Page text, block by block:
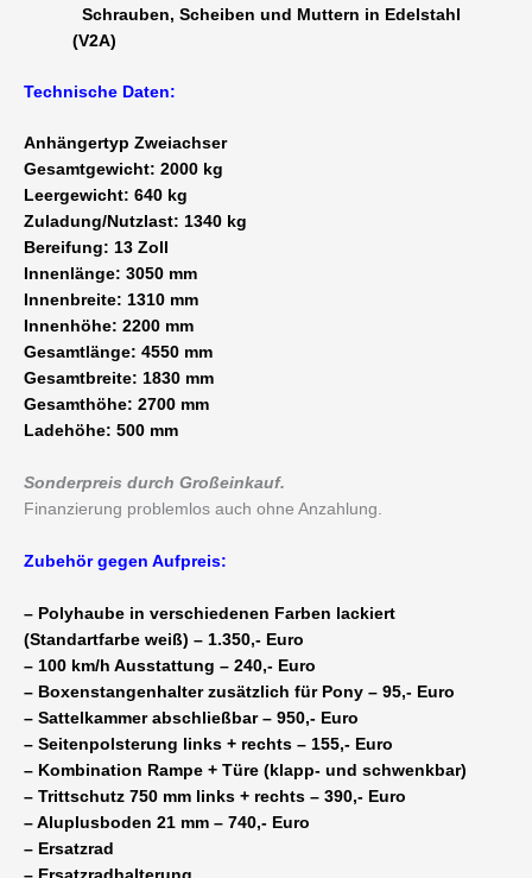
Schrauben, Scheiben und Muttern in Edelstahl
(V2A)
Technische Daten:
Anhängertyp Zweiachser
Gesamtgewicht: 2000 kg
Leergewicht: 640 kg
Zuladung/Nutzlast: 1340 kg
Bereifung: 13 Zoll
Innenlänge: 3050 mm
Innenbreite: 1310 mm
Innenhöhe: 2200 mm
Gesamtlänge: 4550 mm
Gesamtbreite: 1830 mm
Gesamthöhe: 2700 mm
Ladehöhe: 500 mm
Sonderpreis durch Großeinkauf.
Finanzierung problemlos auch ohne Anzahlung.
Zubehör gegen Aufpreis:
– Polyhaube in verschiedenen Farben lackiert
(Standartfarbe weiß) – 1.350,- Euro
– 100 km/h Ausstattung – 240,- Euro
– Boxenstangenhalter zusätzlich für Pony – 95,- Euro
– Sattelkammer abschließbar – 950,- Euro
– Seitenpolsterung links + rechts – 155,- Euro
– Kombination Rampe + Türe (klapp- und schwenkbar)
– Trittschutz 750 mm links + rechts – 390,- Euro
– Aluplusboden 21 mm – 740,- Euro
– Ersatzrad